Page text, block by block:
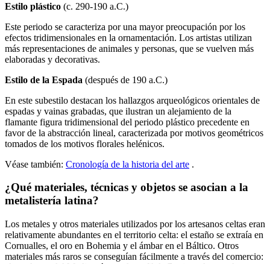
Estilo plástico (c. 290-190 a.C.)
Este periodo se caracteriza por una mayor preocupación por los
efectos tridimensionales en la ornamentación. Los artistas utilizan
más representaciones de animales y personas, que se vuelven más
elaboradas y decorativas.
Estilo de la Espada (después de 190 a.C.)
En este subestilo destacan los hallazgos arqueológicos orientales de
espadas y vainas grabadas, que ilustran un alejamiento de la
flamante figura tridimensional del periodo plástico precedente en
favor de la abstracción lineal, caracterizada por motivos geométricos
tomados de los motivos florales helénicos.
Véase también: Cronología de la historia del arte .
¿Qué materiales, técnicas y objetos se asocian a la
metalistería latina?
Los metales y otros materiales utilizados por los artesanos celtas eran
relativamente abundantes en el territorio celta: el estaño se extraía en
Cornualles, el oro en Bohemia y el ámbar en el Báltico. Otros
materiales más raros se conseguían fácilmente a través del comercio: